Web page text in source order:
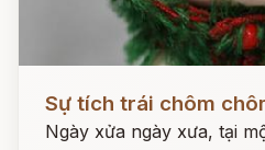
Sự tích trái chôm
Ngày xửa ngày xưa, tại